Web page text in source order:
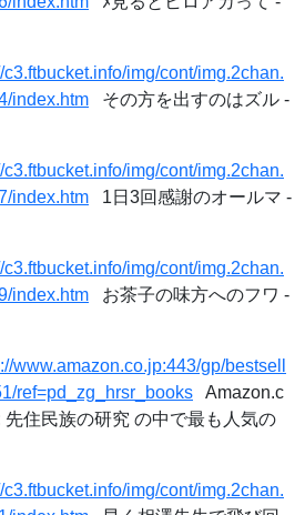
c3.ftbucket.info/img/cont/img.2chan.
index.htm その方を出すのはズル -
c3.ftbucket.info/img/cont/img.2chan.
index.htm 1日3回感謝のオールマ -
c3.ftbucket.info/img/cont/img.2chan.
index.htm お茶子の味方へのフワ -
www.amazon.co.jp:443/gp/bestsell
ref=pd_zg_hrsr_books Amazon.c
住民族の研究 の中で最も人気の
c3.ftbucket.info/img/cont/img.2chan.